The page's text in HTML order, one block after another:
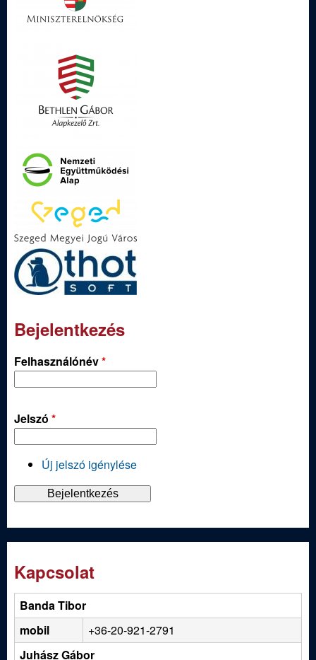
Bejelentkezés
Felhasználónév*
Jelszó *
Új jelszó igénylése
Kapcsolat
Banda Tibor
mobil
+36-20-921-2791
Juhász Gábor